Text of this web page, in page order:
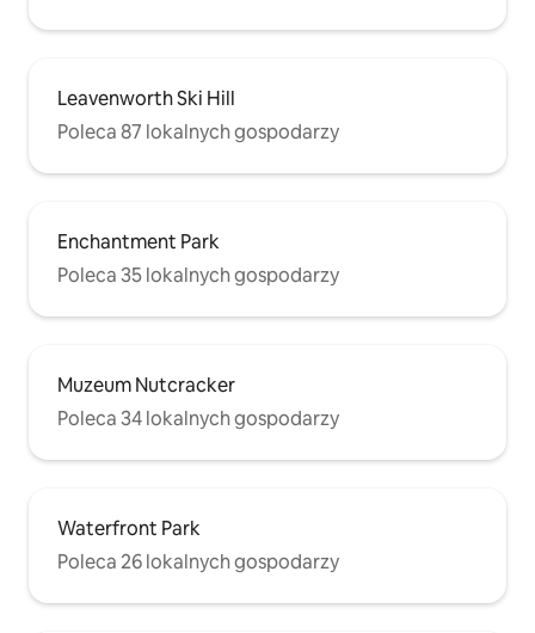
Leavenworth Ski Hill
Poleca 87 lokalnych gospodarzy
Enchantment Park
Poleca 35 lokalnych gospodarzy
Muzeum Nutcracker
Poleca 34 lokalnych gospodarzy
Waterfront Park
Poleca 26 lokalnych gospodarzy